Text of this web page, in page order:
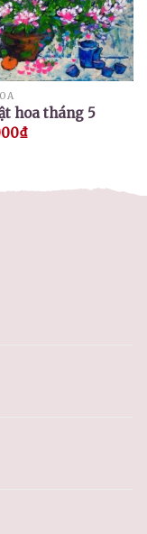
hoa tháng 5
₫